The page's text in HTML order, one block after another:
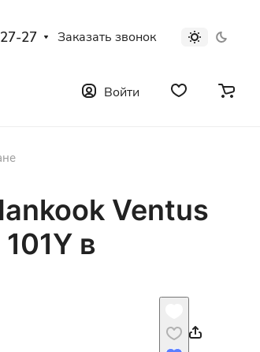
27 Заказать звонок
Войти
Ventus
в